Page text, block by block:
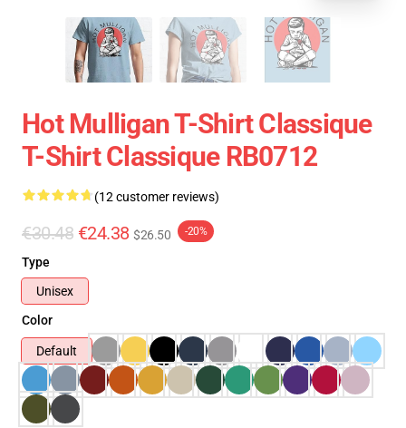
Hot Mulligan T-Shirt Classique
T-Shirt Classique RB0712
(12 customer reviews)
€30.48 €24.38 $26.50 -20%
Type
Unisex
Color
Default